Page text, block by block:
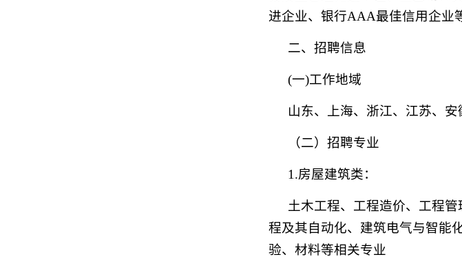
进企业、银行AAA最佳信用企业
二、招聘信息
(一)工作地域
山东、上海、浙江、江苏、
（二）招聘专业
1.房屋建筑类：
土木工程、工程造价、工程
程及其自动化、建筑电气与智能
验、材料等相关专业